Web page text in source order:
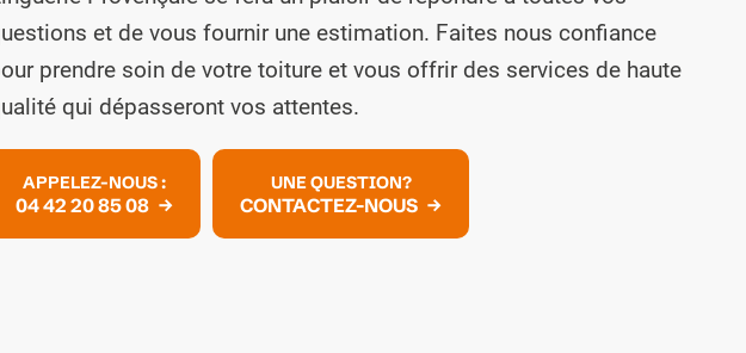
et de vous fournir une estimation. Faites nous confiance
prendre soin de votre toiture et vous offrir des services de haute
qui dépasseront vos attentes.
APPELEZ-NOUS :
04 42 20 85 08
UNE QUESTION?
CONTACTEZ-NOUS